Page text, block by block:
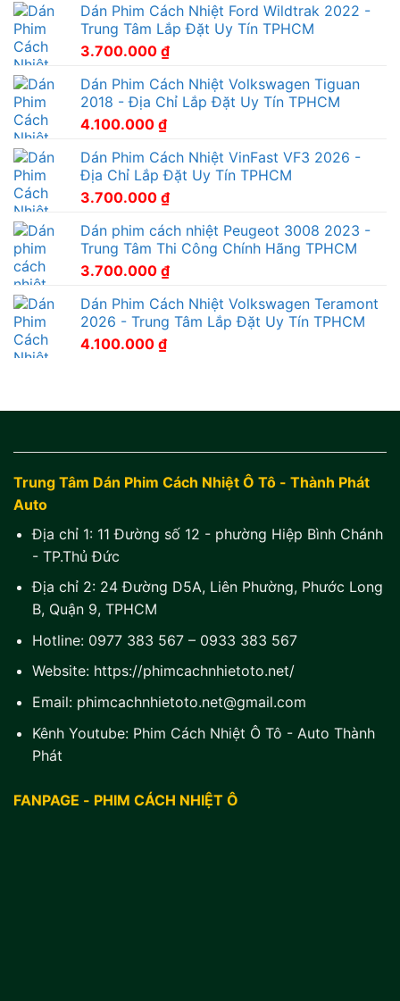
Dán Phim Cách Nhiệt Ford Wildtrak 2022 -
Trung Tâm Lắp Đặt Uy Tín TPHCM
3.700.000 ₫
Dán Phim Cách Nhiệt Volkswagen Tiguan
2018 - Địa Chỉ Lắp Đặt Uy Tín TPHCM
4.100.000 ₫
Dán Phim Cách Nhiệt VinFast VF3 2026 -
Địa Chỉ Lắp Đặt Uy Tín TPHCM
3.700.000 ₫
Dán phim cách nhiệt Peugeot 3008 2023 -
Trung Tâm Thi Công Chính Hãng TPHCM
3.700.000 ₫
Dán Phim Cách Nhiệt Volkswagen Teramont
2026 - Trung Tâm Lắp Đặt Uy Tín TPHCM
4.100.000 ₫
Trung Tâm Dán Phim Cách Nhiệt Ô Tô - Thành Phát
Auto
Địa chỉ 1: 11 Đường số 12 - phường Hiệp Bình Chánh
- TP.Thủ Đức
Địa chỉ 2: 24 Đường D5A, Liên Phường, Phước Long
B, Quận 9, TPHCM
Hotline: 0977 383 567– 0933 383 567
Website: https://phimcachnhietoto.net/
Email: phimcachnhietoto.net@gmail.com
Kênh Youtube: Phim Cách Nhiệt Ô Tô - Auto Thành
Phát
FANPAGE - PHIM CÁCH NHIỆT Ô